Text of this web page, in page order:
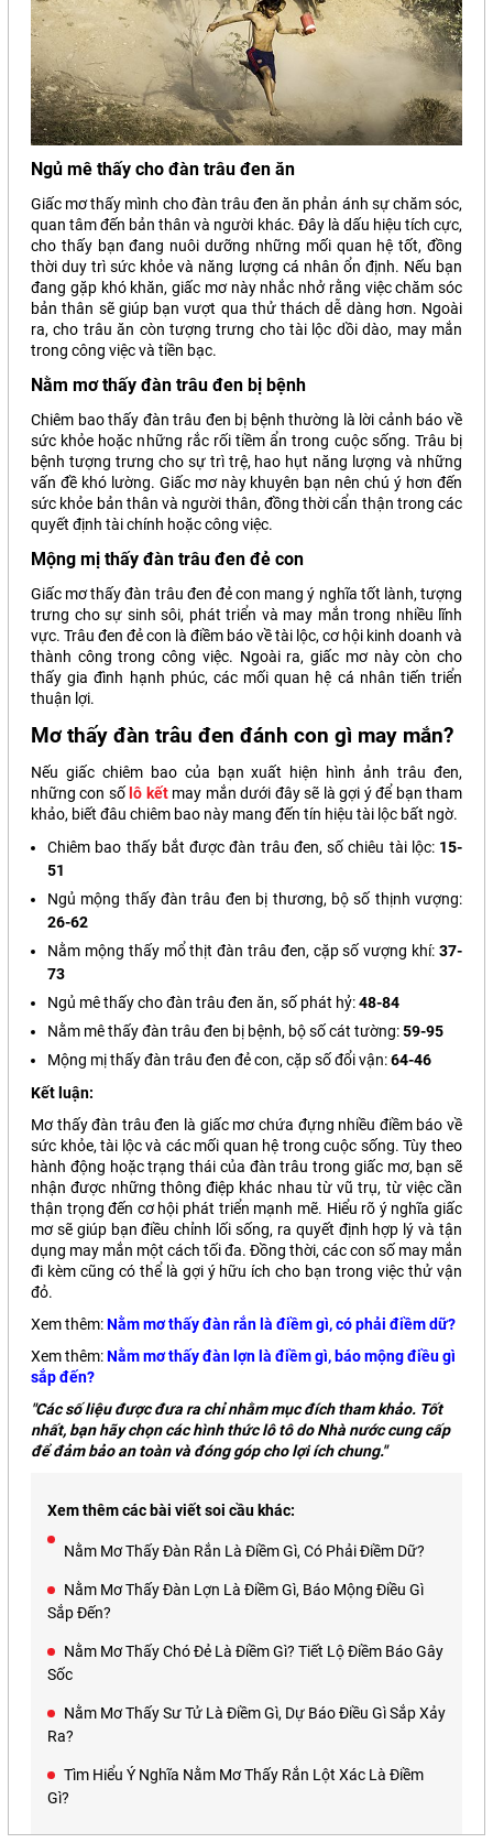
Ngủ mê thấy cho đàn trâu đen ăn
Giấc mơ thấy mình cho đàn trâu đen ăn phản ánh sự chăm sóc,
quan tâm đến bản thân và người khác. Đây là dấu hiệu tích cực,
cho thấy bạn đang nuôi dưỡng những mối quan hệ tốt, đồng
thời duy trì sức khỏe và năng lượng cá nhân ổn định. Nếu bạn
đang gặp khó khăn, giấc mơ này nhắc nhở rằng việc chăm sóc
bản thân sẽ giúp bạn vượt qua thử thách dễ dàng hơn. Ngoài
ra, cho trâu ăn còn tượng trưng cho tài lộc dồi dào, may mắn
trong công việc và tiền bạc.
Nằm mơ thấy đàn trâu đen bị bệnh
Chiêm bao thấy đàn trâu đen bị bệnh thường là lời cảnh báo về
sức khỏe hoặc những rắc rối tiềm ẩn trong cuộc sống. Trâu bị
bệnh tượng trưng cho sự trì trệ, hao hụt năng lượng và những
vấn đề khó lường. Giấc mơ này khuyên bạn nên chú ý hơn đến
sức khỏe bản thân và người thân, đồng thời cẩn thận trong các
quyết định tài chính hoặc công việc.
Mộng mị thấy đàn trâu đen đẻ con
Giấc mơ thấy đàn trâu đen đẻ con mang ý nghĩa tốt lành, tượng
trưng cho sự sinh sôi, phát triển và may mắn trong nhiều lĩnh
vực. Trâu đen đẻ con là điềm báo về tài lộc, cơ hội kinh doanh và
thành công trong công việc. Ngoài ra, giấc mơ này còn cho
thấy gia đình hạnh phúc, các mối quan hệ cá nhân tiến triển
thuận lợi.
Mơ thấy đàn trâu đen đánh con gì may mắn?
Nếu giấc chiêm bao của bạn xuất hiện hình ảnh trâu đen,
những con số lô kếtmay mắn dưới đây sẽ là gợi ý để bạn tham
khảo, biết đâu chiêm bao này mang đến tín hiệu tài lộc bất ngờ.
Chiêm bao thấy bắt được đàn trâu đen, số chiêu tài lộc:15-
51
Ngủ mộng thấy đàn trâu đen bị thương, bộ số thịnh vượng:
26-62
Nằm mộng thấy mổ thịt đàn trâu đen, cặp số vượng khí: 37-
73
Ngủ mê thấy cho đàn trâu đen ăn, số phát hỷ:48-84
Nằm mê thấy đàn trâu đen bị bệnh, bộ số cát tường:59-95
Mộng mị thấy đàn trâu đen đẻ con, cặp số đổi vận:64-46
Kết luận:
Mơ thấy đàn trâu đen là giấc mơ chứa đựng nhiều điềm báo về
sức khỏe, tài lộc và các mối quan hệ trong cuộc sống. Tùy theo
hành động hoặc trạng thái của đàn trâu trong giấc mơ, bạn sẽ
nhận được những thông điệp khác nhau từ vũ trụ, từ việc cần
thận trọng đến cơ hội phát triển mạnh mẽ. Hiểu rõ ý nghĩa giấc
mơ sẽ giúp bạn điều chỉnh lối sống, ra quyết định hợp lý và tận
dụng may mắn một cách tối đa. Đồng thời, các con số may mắn
đi kèm cũng có thể là gợi ý hữu ích cho bạn trong việc thử vận
đỏ.
Xem thêm:Nằm mơ thấy đàn rắn là điềm gì, có phải điềm dữ?
Xem thêm:Nằm mơ thấy đàn lợn là điềm gì, báo mộng điều gì
sắp đến?
"Các số liệu được đưa ra chỉ nhằm mục đích tham khảo. Tốt
nhất, bạn hãy chọn các hình thức lô tô do Nhà nước cung cấp
để đảm bảo an toàn và đóng góp cho lợi ích chung."
Xem thêm các bài viết soi cầu khác:
Nằm Mơ Thấy Đàn Rắn Là Điềm Gì, Có Phải Điềm Dữ?
Nằm Mơ Thấy Đàn Lợn Là Điềm Gì, Báo Mộng Điều Gì
Sắp Đến?
Nằm Mơ Thấy Chó Đẻ Là Điềm Gì? Tiết Lộ Điềm Báo Gây
Sốc
Nằm Mơ Thấy Sư Tử Là Điềm Gì, Dự Báo Điều Gì Sắp Xảy
Ra?
Tìm Hiểu Ý Nghĩa Nằm Mơ Thấy Rắn Lột Xác Là Điềm
Gì?